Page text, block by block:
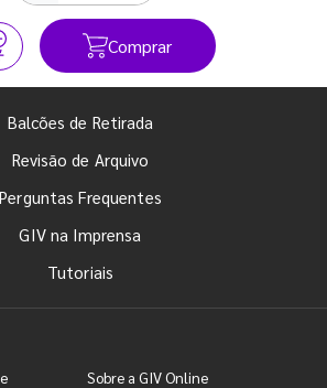
Comprar
Balcões de Retirada
Revisão de Arquivo
Perguntas Frequentes
GIV na Imprensa
Tutoriais
Sobre a GIV Online